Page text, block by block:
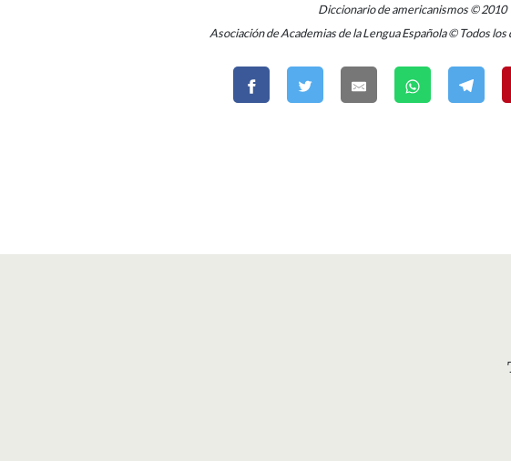
Diccionario de americanismos © 2010
Asociación de Academias de la Lengua Española © Todos